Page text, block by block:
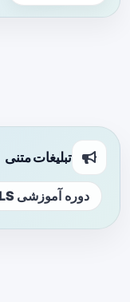
تبلیغات متنی
دوره آموزشی ATLS